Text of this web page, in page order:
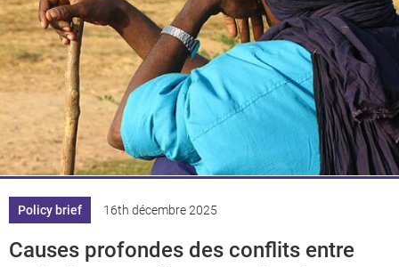
Policy brief 16th décembre 2025
Causes profondes des conflits entre